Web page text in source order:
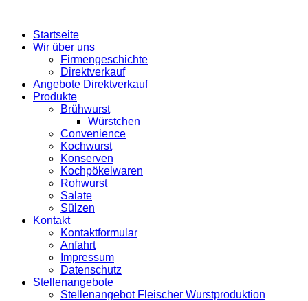
Startseite
Wir über uns
Firmengeschichte
Direktverkauf
Angebote Direktverkauf
Produkte
Brühwurst
Würstchen
Convenience
Kochwurst
Konserven
Kochpökelwaren
Rohwurst
Salate
Sülzen
Kontakt
Kontaktformular
Anfahrt
Impressum
Datenschutz
Stellenangebote
Stellenangebot Fleischer Wurstproduktion